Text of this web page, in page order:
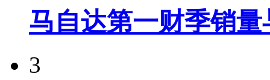
马自达第一财季销
3